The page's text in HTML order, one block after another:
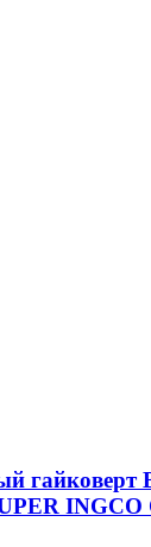
гайковерт
INGCO